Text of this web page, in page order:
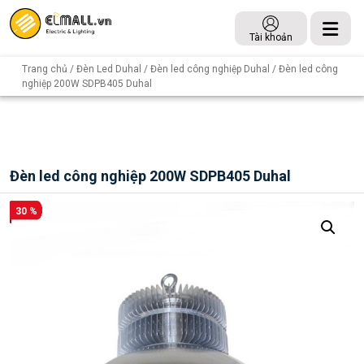
Tài khoản
Trang chủ / Đèn Led Duhal / Đèn led công nghiệp Duhal / Đèn led công
nghiệp 200W SDPB405 Duhal
Đèn led công nghiệp 200W SDPB405 Duhal
30 %